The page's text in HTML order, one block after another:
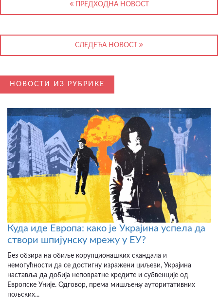
ПРЕДХОДНА НОВОСТ
СЛЕДЕЋА НОВОСТ
НОВОСТИ ИЗ РУБРИКЕ
Куда иде Европа: како је Украјина успела да
створи шпијунску мрежу у ЕУ?
Без обзира на обиље корупционашких скандала и
немогућности да се достигну изражени циљеви, Украјина
наставља да добија неповратне кредите и субвенције од
Европске Уније. Одговор, према мишљењу ауторитативних
пољских...